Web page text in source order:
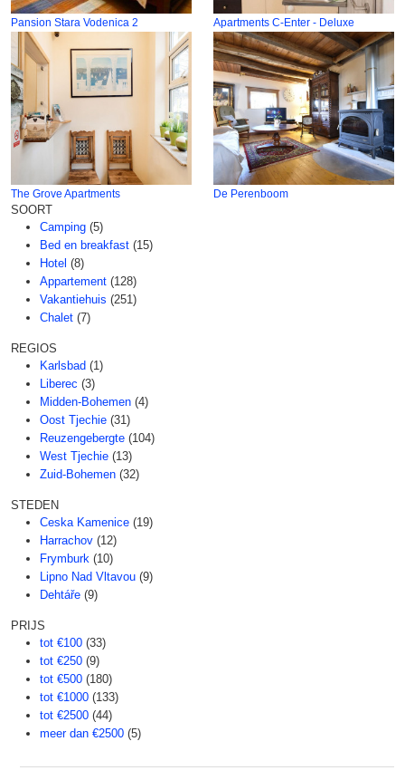
Pansion Stara Vodenica 2 Apartments C-Enter - Deluxe
The Grove Apartments De Perenboom
SOORT
Camping (5)
Bed en breakfast (15)
Hotel (8)
Appartement (128)
Vakantiehuis (251)
Chalet (7)
REGIOS
Karlsbad (1)
Liberec (3)
Midden-Bohemen (4)
Oost Tjechie (31)
Reuzengebergte (104)
West Tjechie (13)
Zuid-Bohemen (32)
STEDEN
Ceska Kamenice (19)
Harrachov (12)
Frymburk (10)
Lipno Nad Vltavou (9)
Dehtáře (9)
PRIJS
tot €100 (33)
tot €250 (9)
tot €500 (180)
tot €1000 (133)
tot €2500 (44)
meer dan €2500 (5)